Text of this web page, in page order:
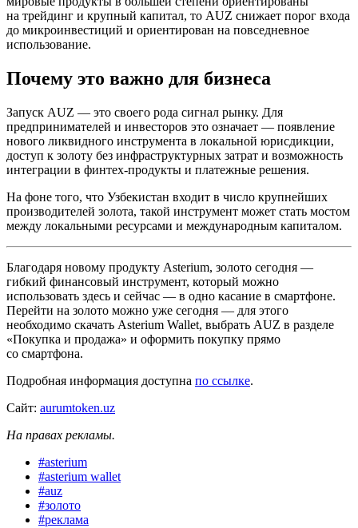
на трейдинг и крупный капитал, то AUZ снижает порог входа
до микроинвестиций и ориентирован на повседневное
использование.
Почему это важно для бизнеса
Запуск AUZ — это своего рода сигнал рынку. Для
предпринимателей и инвесторов это означает — появление
нового ликвидного инструмента в локальной юрисдикции,
доступ к золоту без инфраструктурных затрат и возможность
интеграции в финтех-продукты и платежные решения.
На фоне того, что Узбекистан входит в число крупнейших
производителей золота, такой инструмент может стать мостом
между локальными ресурсами и международным капиталом.
Благодаря новому продукту Asterium, золото сегодня —
гибкий финансовый инструмент, который можно
использовать здесь и сейчас — в одно касание в смартфоне.
Перейти на золото можно уже сегодня — для этого
необходимо скачать Asterium Wallet, выбрать AUZ в разделе
«Покупка и продажа» и оформить покупку прямо
со смартфона.
Подробная информация доступна по ссылке.
Сайт: aurumtoken.uz
На правах рекламы.
#asterium
#asterium wallet
#auz
#золото
#реклама